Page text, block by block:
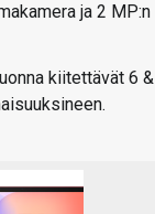
ja 2 MP:n
kiitettävät 6 &